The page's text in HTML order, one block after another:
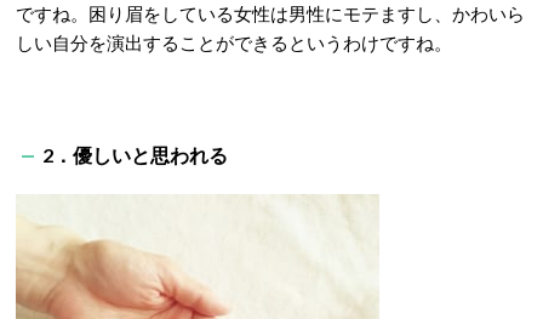
ですね。困り眉をしている女性は男性にモテますし、かわいら
しい自分を演出することができるというわけですね。
2．優しいと思われる